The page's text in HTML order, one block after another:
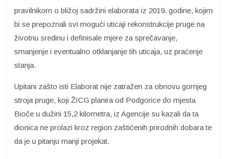
pravilnikom o bližoj sadržini elaborata iz 2019. godine, kojim
bi se prepoznali svi mogući uticaji rekonstrukcije pruge na
životnu sredinu i definisale mjere za sprečavanje,
smanjenje i eventualno otklanjanje tih uticaja, uz praćenje
stanja.
Upitani zašto isti Elaborat nije zatražen za obnovu gornjeg
stroja pruge, koji ŽICG planira od Podgorice do mjesta
Bioče u dužini 15,2 kilometra, iz Agencije su kazali da ta
dionica ne prolazi kroz region zaštićenih prirodnih dobara te
da je u pitanju manji projekat.